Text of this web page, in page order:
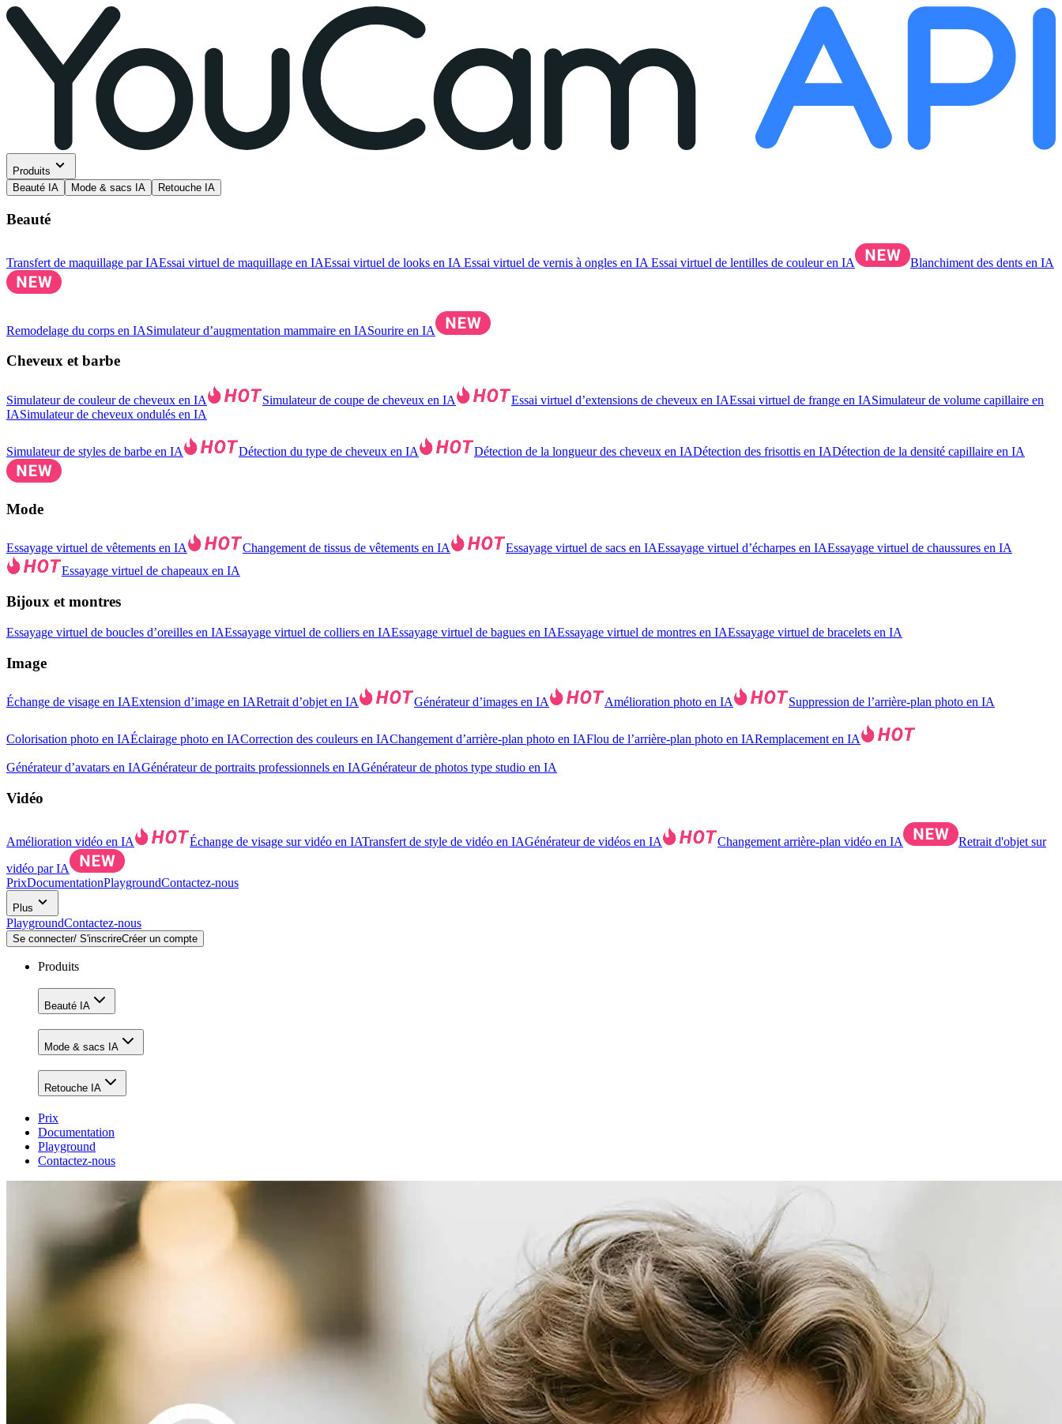
Produits
Beauté IA
Mode & sacs IA Retouche IA
Beauté
Transfert de maquillage par IAEssai virtuel de maquillage en IAEssai virtuel de looks en IA Essai virtuel de vernis à ongles en IA Essai virtuel de lentilles de couleur en IA Blanchiment des dents en IA
Remodelage du corps en IASimulateur d’augmentation mammaire en IASourire en IA
Cheveux et barbe
Simulateur de couleur de cheveux en IA Simulateur de coupe de cheveux en IA Essai virtuel d’extensions de cheveux en IAEssai virtuel de frange en IASimulateur de volume capillaire en
IASimulateur de cheveux ondulés en IA
Simulateur de styles de barbe en IA Détection du type de cheveux en IA Détection de la longueur des cheveux en IADétection des frisottis en IADétection de la densité capillaire en IA
Mode
Essayage virtuel de vêtements en IA Changement de tissus de vêtements en IA Essayage virtuel de sacs en IAEssayage virtuel d’écharpes en IAEssayage virtuel de chaussures en IA
Essayage virtuel de chapeaux en IA
Bijoux et montres
Essayage virtuel de boucles d’oreilles en IAEssayage virtuel de colliers en IAEssayage virtuel de bagues en IAEssayage virtuel de montres en IAEssayage virtuel de bracelets en IA
Image
Échange de visage en IAExtension d’image en IARetrait d’objet en IA Générateur d’images en IA Amélioration photo en IA Suppression de l’arrière-plan photo en IA
Colorisation photo en IAÉclairage photo en IACorrection des couleurs en IAChangement d’arrière-plan photo en IAFlou de l’arrière-plan photo en IARemplacement en IA
Générateur d’avatars en IAGénérateur de portraits professionnels en IAGénérateur de photos type studio en IA
Vidéo
Amélioration vidéo en IA Échange de visage sur vidéo en IATransfert de style de vidéo en IAGénérateur de vidéos en IA Changement arrière-plan vidéo en IA
Retrait d'objet sur
vidéo par IA
PrixDocumentationPlaygroundContactez-nous
Plus
PlaygroundContactez-nous
Se connecter/ S'inscrireCréer un compte
Produits
Beauté IA
Mode & sacs IA
Retouche IA
Prix
Documentation
Playground
Contactez-nous